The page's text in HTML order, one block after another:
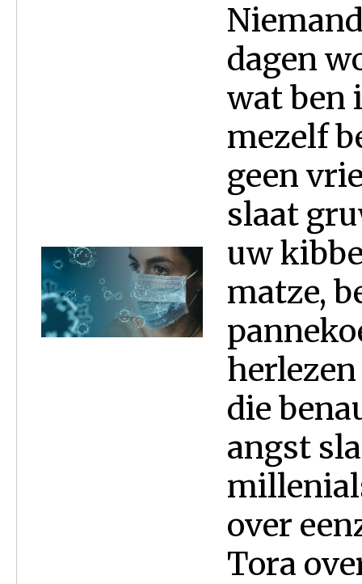
dagen
wat ben
mezelf
geen
slaat
uw
matze,
die
angst
over
Tora